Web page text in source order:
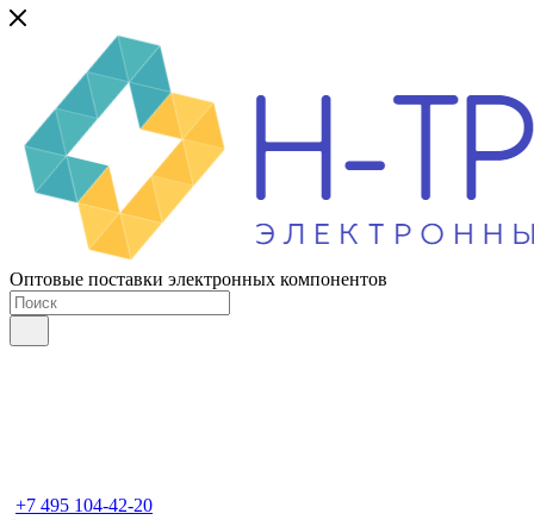
Оптовые поставки электронных компонентов
+7 495 104-42-20